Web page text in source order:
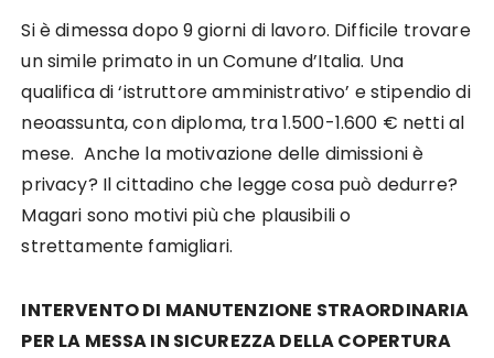
Si è dimessa dopo 9 giorni di lavoro. Difficile trovare
un simile primato in un Comune d’Italia. Una
qualifica di ‘istruttore amministrativo’ e stipendio di
neoassunta, con diploma, tra 1.500-1.600 € netti al
mese. Anche la motivazione delle dimissioni è
privacy? Il cittadino che legge cosa può dedurre?
Magari sono motivi più che plausibili o
strettamente famigliari.
INTERVENTO DI MANUTENZIONE STRAORDINARIA
PER LA MESSA IN SICUREZZA DELLA COPERTURA